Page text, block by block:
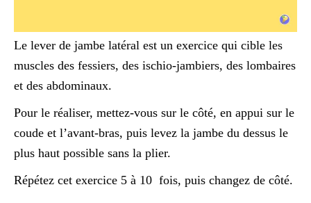
Le lever de jambe latéral est un exercice qui cible les
muscles des fessiers, des ischio-jambiers, des lombaires
et des abdominaux.
Pour le réaliser, mettez-vous sur le côté, en appui sur le
coude et l’avant-bras, puis levez la jambe du dessus le
plus haut possible sans la plier.
Répétez cet exercice 5 à 10 fois, puis changez de côté.